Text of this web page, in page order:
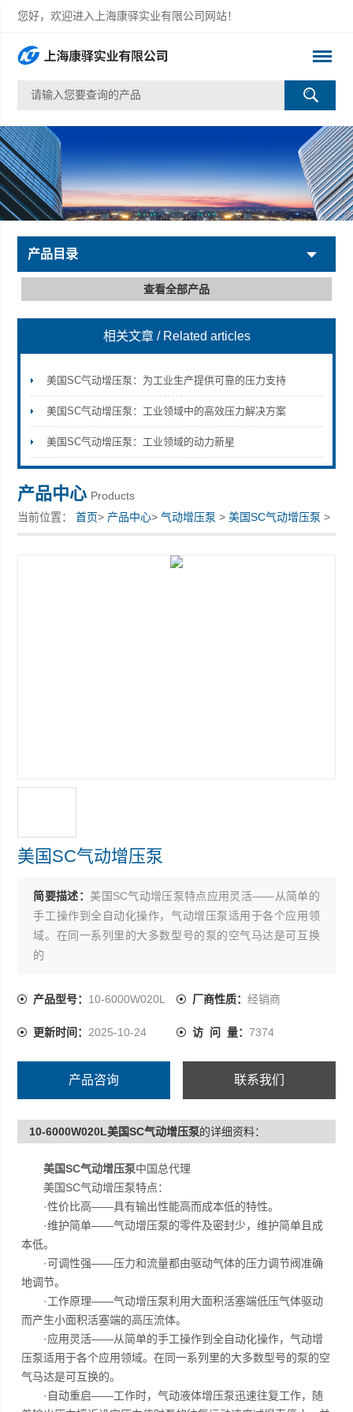
您好，欢迎进入上海康驿实业有限公司网站！
上海康驿实业有限公司
产品目录
查看全部产品
相关文章 / Related articles
美国SC气动增压泵：为工业生产提供可靠的压力支持
美国SC气动增压泵：工业领域中的高效压力解决方案
美国SC气动增压泵：工业领域的动力新星
产品中心 Products
当前位置：首页> 产品中心>气动增压泵 >美国SC气动增压泵 >
美国SC气动增压泵
美国SC气动增压泵
简要描述：美国SC气动增压泵特点应用灵活——从简单的
手工操作到全自动化操作，气动增压泵适用于各个应用领
域。在同一系列里的大多数型号的泵的空气马达是可互换
的
产品型号： 10-6000W020L 厂商性质： 经销商
更新时间： 2025-10-24 访 问 量： 7374
产品咨询 联系我们
10-6000W020L美国SC气动增压泵的详细资料：
美国SC气动增压泵中国总代理
美国SC气动增压泵特点：
·性价比高——具有输出性能高而成本低的特性。
·维护简单——气动增压泵的零件及密封少，维护简单且成
本低。
·可调性强——压力和流量都由驱动气体的压力调节阀准确
地调节。
·工作原理——气动增压泵利用大面积活塞端低压气体驱动
而产生小面积活塞端的高压流体。
·应用灵活——从简单的手工操作到全自动化操作，气动增
压泵适用于各个应用领域。在同一系列里的大多数型号的泵的空
气马达是可互换的。
·自动重启——工作时，气动液体增压泵迅速往复工作，随